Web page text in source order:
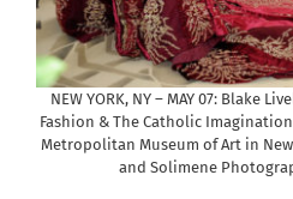
NEW YORK, NY – MAY 07: Blake
Fashion & The Catholic
Metropolitan Museum of Art in
and Solimene